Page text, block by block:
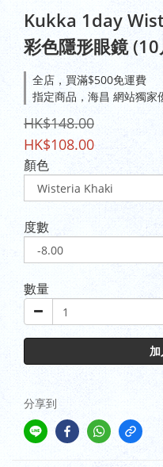
Kukka 1day
彩色隱形眼鏡
全店，買滿$500免運費
指定商品，海昌 網站獨家
HK$148.00
HK$108.00
顏色
度數
數量
分享到